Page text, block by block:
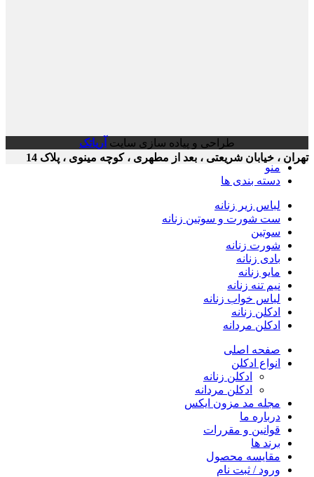
، خیابان شریعتی ، بعد از مطهری ، کوچه مینوی ، پلاک 14
طراحی و پیاده سازی سایتآریاتک
منو
دسته بندی ها
لباس زیر زنانه
ست شورت و سوتین زنانه
سوتین
شورت زنانه
بادی زنانه
مایو زنانه
نیم تنه زنانه
لباس خواب زنانه
ادکلن زنانه
ادکلن مردانه
صفحه اصلی
انواع ادکلن
ادکلن زنانه
ادکلن مردانه
مجله مد مزون ایکس
درباره ما
قوانین و مقررات
برند ها
مقایسه محصول
ورود / ثبت نام